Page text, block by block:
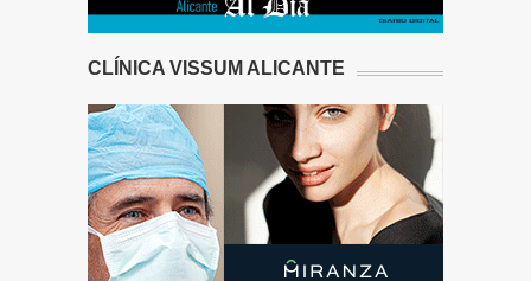
CLÍNICA VISSUM ALICANTE